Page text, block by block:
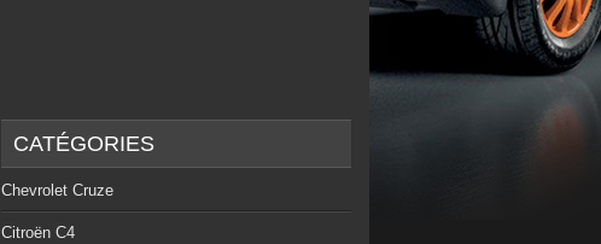
CATÉGORIES
Chevrolet Cruze
Citroën C4